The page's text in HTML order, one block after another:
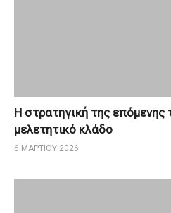
Η στρατηγική της επόμενης
μελετητικό κλάδο
6 ΜΑΡΤΊΟΥ 2026